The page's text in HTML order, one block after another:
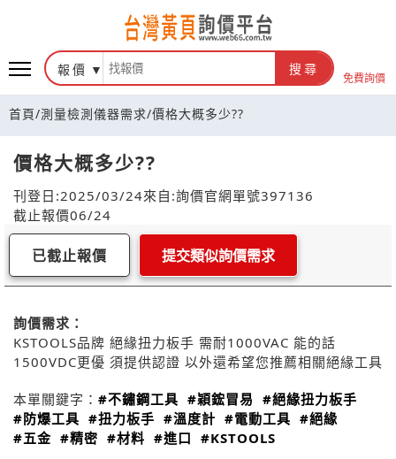
報價 搜尋
免費詢價
首頁/測量檢測儀器需求/價格大概多少??
價格大概多少??
刊登日:2025/03/24來自:詢價官網單號397136
截止報價06/24
已截止報價 提交類似詢價需求
詢價需求：
KSTOOLS品牌 絕緣扭力板手 需耐1000VAC 能的話
1500VDC更優 須提供認證 以外還希望您推薦相關絕緣工具
本單關鍵字： #不鏽鋼工具 #穎鋐冒易 #絕緣扭力板手
#防爆工具 #扭力板手 #溫度計 #電動工具 #絕緣
#五金 #精密 #材料 #進口 #KSTOOLS